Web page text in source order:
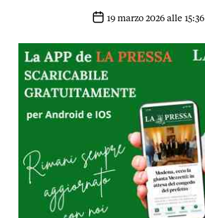
19 marzo 2026 alle 15:36